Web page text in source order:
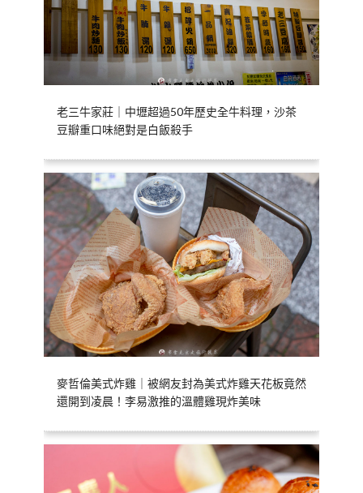
老三牛家莊｜中壢超過50年歷史全牛料理，沙茶
豆瓣重口味絕對是白飯殺手
麥哲倫美式炸雞｜被網友封為美式炸雞天花板竟然
還開到凌晨！李易激推的溫體雞現炸美味